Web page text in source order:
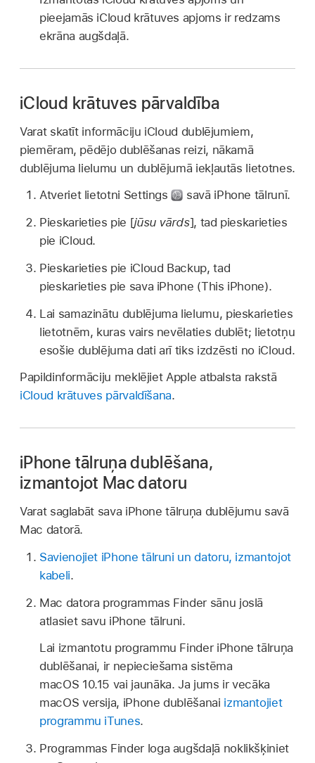
pieejamās iCloud krātuves apjoms ir redzams
ekrāna augšdaļā.
iCloud krātuves pārvaldība
Varat skatīt informāciju iCloud dublējumiem,
piemēram, pēdējo dublēšanas reizi, nākamā
dublējuma lielumu un dublējumā iekļautās lietotnes.
Atveriet lietotni Settings
savā iPhone tālrunī.
Pieskarieties pie [jūsu vārds], tad pieskarieties
pie iCloud.
Pieskarieties pie iCloud Backup, tad
pieskarieties pie sava iPhone (This iPhone).
Lai samazinātu dublējuma lielumu, pieskarieties
lietotnēm, kuras vairs nevēlaties dublēt; lietotņu
esošie dublējuma dati arī tiks izdzēsti no iCloud.
Papildinformāciju meklējiet Apple atbalsta rakstā
iCloud krātuves pārvaldīšana.
iPhone tālruņa dublēšana,
izmantojot Mac datoru
Varat saglabāt sava iPhone tālruņa dublējumu savā
Mac datorā.
Savienojiet iPhone tālruni un datoru, izmantojot
kabeli.
Mac datora programmas Finder sānu joslā
atlasiet savu iPhone tālruni.
Lai izmantotu programmu Finder iPhone tālruņa
dublēšanai, ir nepieciešama sistēma
macOS 10.15 vai jaunāka. Ja jums ir vecāka
macOS versija, iPhone dublēšanai izmantojiet
programmu iTunes.
Programmas Finder loga augšdaļā noklikšķiniet